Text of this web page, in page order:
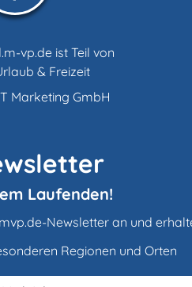
vp.de ist Teil von
& Freizeit
Marketing GmbH
Laufenden!
Newsletter an und
Regionen und Orten